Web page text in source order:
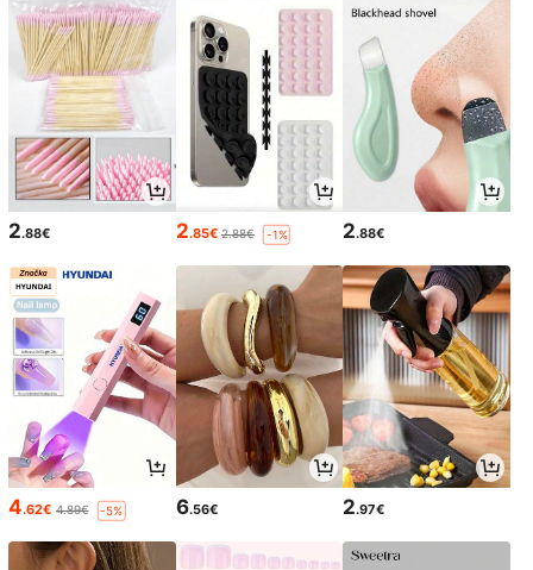
2.88€ 2.85€ 2.88€ -1% 2.88€
4.62€ 4.89€ -5% 6.56€ 2.97€